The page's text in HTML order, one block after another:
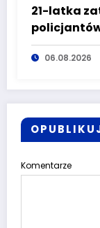
21-latka
06.08.2026
Komentarze